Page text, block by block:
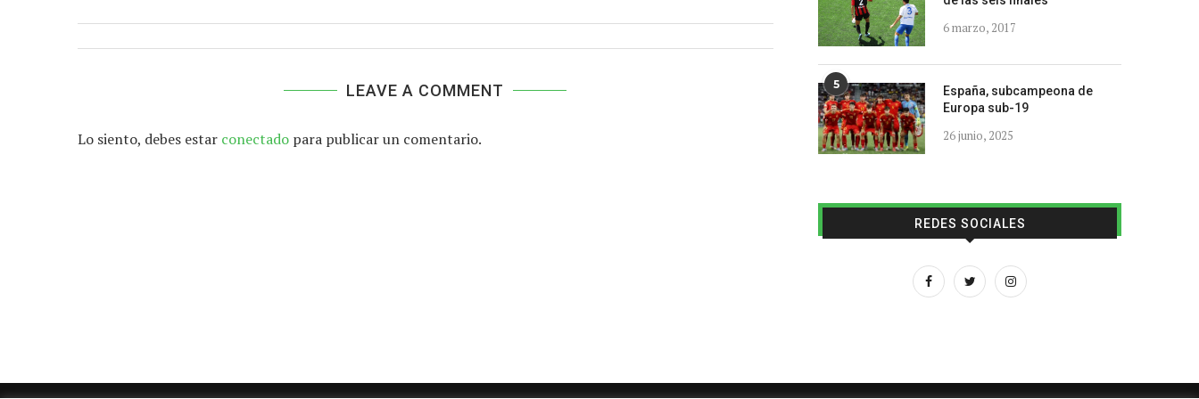
LEAVE A COMMENT
Lo siento, debes estar conectado para publicar un comentario.
6 marzo, 2017
5
España, subcampeona de
Europa sub-19
26 junio, 2025
REDES SOCIALES